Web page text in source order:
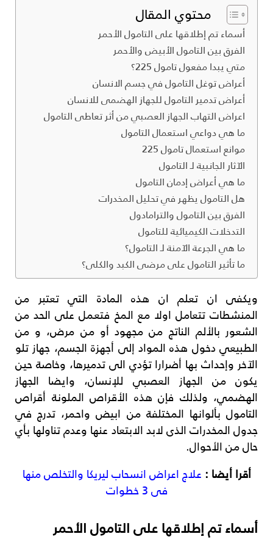
محتوي المقال
أسماء تم إطلاقها على التامول الأحمر
الفرق بين التامول الأبيض والأحمر
متي يبدا مفعول تامول 225؟
أعراض توغل التامول في جسم الانسان
أعراض تدمير التامول للجهاز الهضمى للانسان
اعراض التهاب الجهاز العصبي من أثر تعاطى التامول
ما هي دواعي استعمال التامول
موانع استعمال تامول 225
الآثار الجانبية لـ التامول
ما هي أعراض إدمان التامول
هل التامول يظهر في تحليل المخدرات
الفرق بين التامول والترامادول
التدخلات الكيميائية للتامول
ما هي الجرعة الآمنة لـ التامول؟
ما تأثير التامول على مرضى الكبد والكلى؟
ويكفى ان تعلم ان هذه المادة التي تعتبر من
المنشطات تتعامل اولا مع المخ فتعمل على الحد من
الشعور بالألم الناتج من مجهود أو من مرض، و من
الطبيعي دخول هذه المواد إلى أجهزة الجسم، جهاز تلو
الآخر وإحداث بها أضرارا تؤدي الى تدميرها، وخاصة حين
يكون من الجهاز العصبي للإنسان، وايضا الجهاز
الهضمي، ولذلك فإن هذه الأقراص الملونة أقراص
التامول بألوانها المختلفة من ابيض واحمر، تدرج في
جدول المخدرات الذى لابد الابتعاد عنها وعدم تناولها بأي
حال من الأحوال.
أقرا أيضا : علاج اعراض انسحاب ليريكا والتخلص منها
فى 3 خطوات
أسماء تم إطلاقها على التامول الأحمر